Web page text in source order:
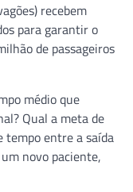
recebem
para garantir o
de passageiros
médio que
Qual a meta de
tempo entre a saída
novo paciente,